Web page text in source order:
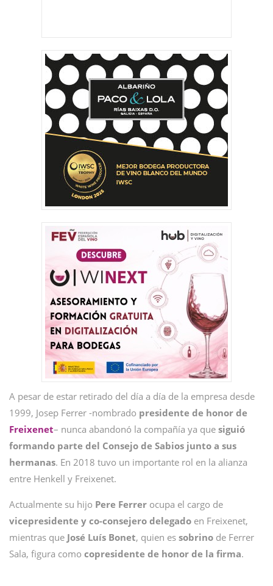
A pesar de estar retirado del día a día de la empresa desde
1999, Josep Ferrer -nombrado presidente de honor de
Freixenet– nunca abandonó la compañía ya que siguió
formando parte del Consejo de Sabios junto a sus
hermanas. En 2018 tuvo un importante rol en la alianza
entre Henkell y Freixenet.
Actualmente su hijo Pere Ferrer ocupa el cargo de
vicepresidente y co-consejero delegado en Freixenet,
mientras que José Luís Bonet, quien es sobrino de Ferrer
Sala, figura como copresidente de honor de la firma.